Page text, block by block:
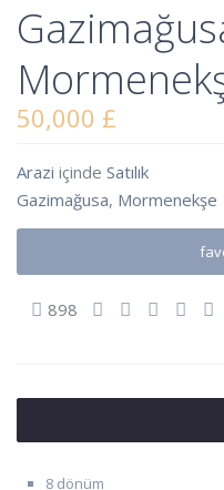
50,000 £
Arazi içinde Satılık
Gazimağusa, Mormenekşe
898
8 dönüm